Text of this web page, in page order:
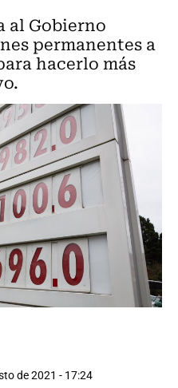
Gobierno
permanentes a
hacerlo más
de 2021 - 17:24